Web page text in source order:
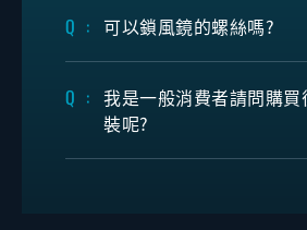
可以鎖風鏡的螺絲嗎?
我是一般消費者請問購
裝呢?